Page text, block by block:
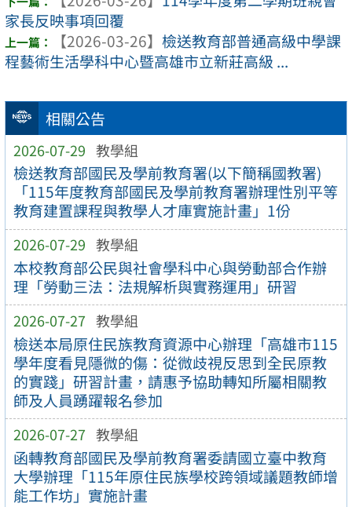
相關公告
2026-07-29 教學組
檢送教育部國民及學前教育署(以下簡稱國教署)
「115年度教育部國民及學前教育署辦理性別平等
教育建置課程與教學人才庫實施計畫」1份
2026-07-29 教學組
本校教育部公民與社會學科中心與勞動部合作辦
理「勞動三法：法規解析與實務運用」研習
2026-07-27 教學組
檢送本局原住民族教育資源中心辦理「高雄市115
學年度看見隱微的傷：從微歧視反思到全民原教
的實踐」研習計畫，請惠予協助轉知所屬相關教
師及人員踴躍報名參加
2026-07-27 教學組
函轉教育部國民及學前教育署委請國立臺中教育
大學辦理「115年原住民族學校跨領域議題教師增
能工作坊」實施計畫
家長反映事項回覆
【2026-03-26】 檢送教育部普通高級中學課
程藝術生活學科中心暨高雄市立新莊高級 ...